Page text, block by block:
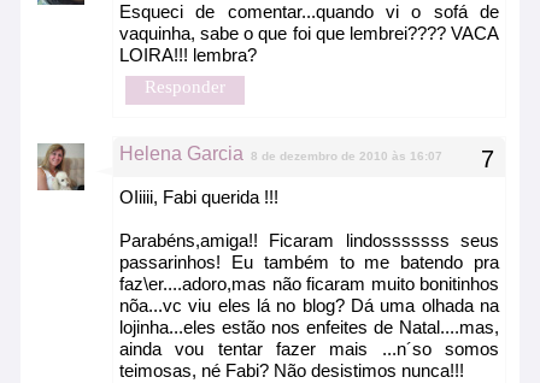
Esqueci de comentar...quando vi o sofá de
vaquinha, sabe o que foi que lembrei???? VACA
LOIRA!!! lembra?
Responder
Helena Garcia 8 de dezembro de 2010 às 16:07
OIiiii, Fabi querida !!!
Parabéns,amiga!! Ficaram lindosssssss seus
passarinhos! Eu também to me batendo pra
faz\er....adoro,mas não ficaram muito bonitinhos
nõa...vc viu eles lá no blog? Dá uma olhada na
lojinha...eles estão nos enfeites de Natal....mas,
ainda vou tentar fazer mais ...n´so somos
teimosas, né Fabi? Não desistimos nunca!!!